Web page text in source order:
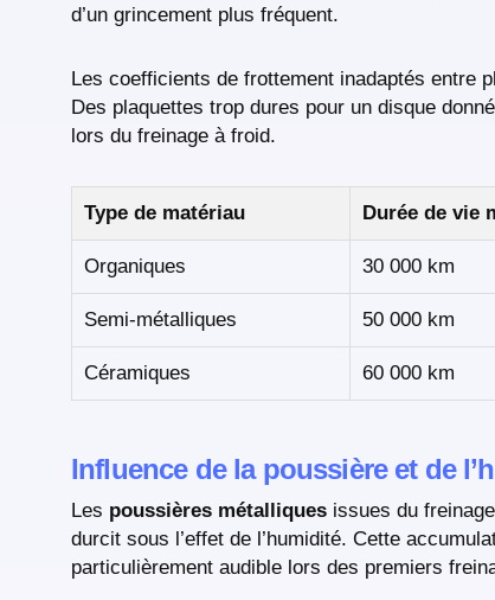
d’un grincement plus fréquent.
Les coefficients de frottement inadaptés entre
Des plaquettes trop dures pour un disque
lors du freinage à froid.
Type de matériau Durée de vie
Organiques 30 000 km
Semi-métalliques 50 000 km
Céramiques 60 000 km
Influence de la poussière et de
Les poussières métalliques issues du
durcit sous l’effet de l’humidité. Cette
particulièrement audible lors des premiers